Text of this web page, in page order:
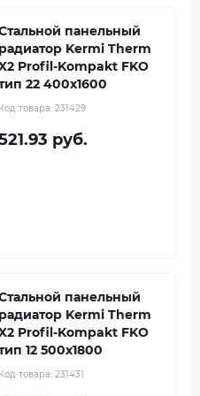
панельный
радиатор Kermi Therm
Profil-Kompakt FKO
22 400x1600
Код товара: 231429
руб.
панельный
радиатор Kermi Therm
Profil-Kompakt FKO
12 500x1800
Код товара: 231431